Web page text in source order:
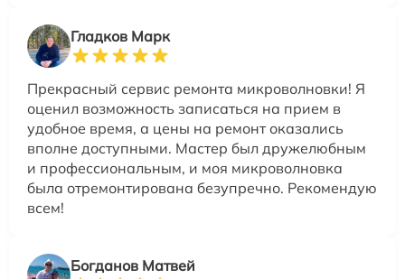
Гладков Марк
Прекрасный сервис ремонта микроволновки! Я
оценил возможность записаться на прием в
удобное время, а цены на ремонт оказались
вполне доступными. Мастер был дружелюбным
и профессиональным, и моя микроволновка
была отремонтирована безупречно. Рекомендую
всем!
Богданов Матвей